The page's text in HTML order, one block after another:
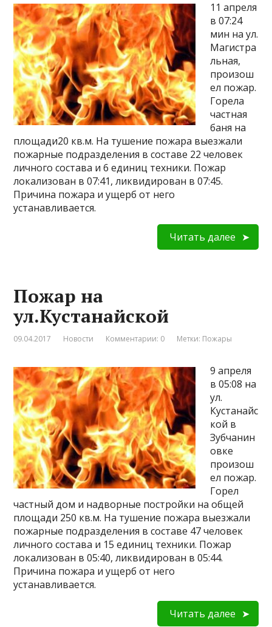
11 апреля
в 07:24
мин на ул.
Магистра
льная,
произош
ел пожар.
Горела
частная
баня на
площади20 кв.м. На тушение пожара выезжали
пожарные подразделения в составе 22 человек
личного состава и 6 единиц техники. Пожар
локализован в 07:41, ликвидирован в 07:45.
Причина пожара и ущерб от него
устанавливается.
Читать далее
Пожар на
ул.Кустанайской
09.04.2017 Новости Комментарии: 0 Метки: Пожары
9 апреля
в 05:08 на
ул.
Кустанайс
кой в
Зубчанин
овке
произош
ел пожар.
Горел
частный дом и надворные постройки на общей
площади 250 кв.м. На тушение пожара выезжали
пожарные подразделения в составе 47 человек
личного состава и 15 единиц техники. Пожар
локализован в 05:40, ликвидирован в 05:44.
Причина пожара и ущерб от него
устанавливается.
Читать далее